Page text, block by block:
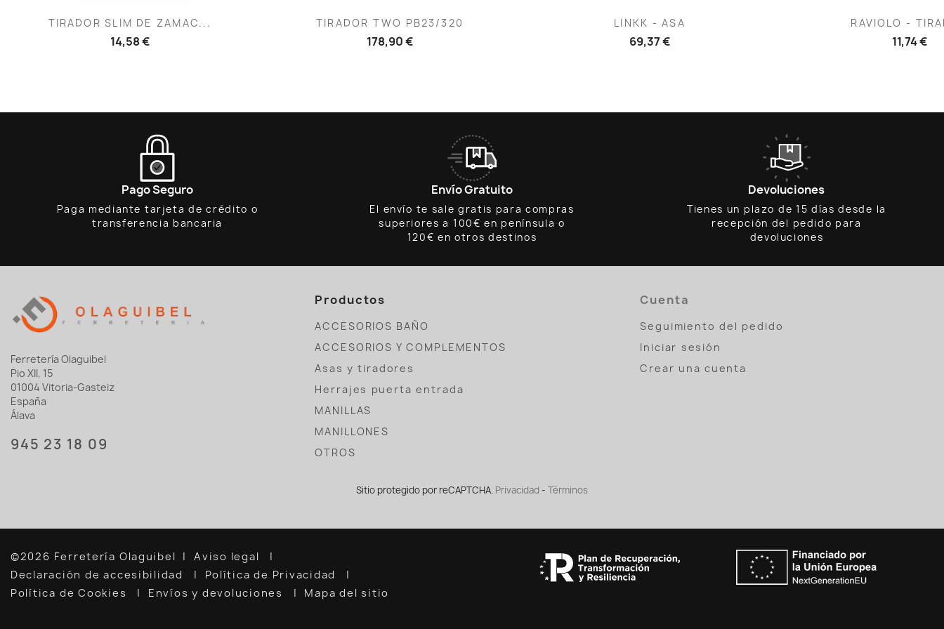
 Vista rápida
TIRADOR SLIM DE ZAMAC...
14,58 €
Vista rápida
TIRADOR TWO PB23/320
178,90 €
 Vista rápida
LINKK - ASA
69,37 €
Vista
RAVIOLO -
11,74 €
Pago Seguro
Paga mediante tarjeta de crédito o
transferencia bancaria
Envío Gratuito
El envío te sale gratis para compras
superiores a 100€ en península o
120€ en otros destinos
Devoluciones
Tienes un plazo de 15 días desde la
recepción del pedido para
devoluciones
Ferretería Olaguibel
Pio XII, 15
01004 Vitoria-Gasteiz
España
Álava
945 23 18 09
Productos
ACCESORIOS BAÑO
ACCESORIOS Y COMPLEMENTOS
Asas y tiradores
Herrajes puerta entrada
MANILLAS
MANILLONES
OTROS
Cuenta
Seguimiento del pedido
Iniciar sesión
Crear una cuenta
Sitio protegido por reCAPTCHA. Privacidad - Términos
©2026 Ferretería Olaguibel
Aviso legal
Declaración de accesibilidad
Política de Privacidad
Política de Cookies
Envíos y devoluciones Mapa del sitio